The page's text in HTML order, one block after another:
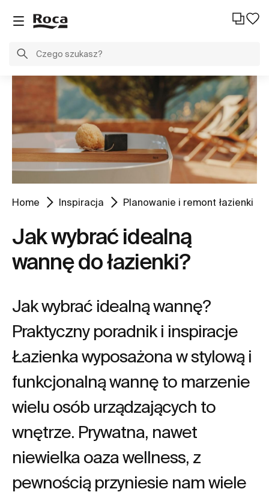
Home Inspiracja Planowanie i remont łazienki
Jak wybrać idealną
wannę do łazienki?
Jak wybrać idealną wannę?
Praktyczny poradnik i inspiracje
Łazienka wyposażona w stylową i
funkcjonalną wannę to marzenie
wielu osób urządzających to
wnętrze. Prywatna, nawet
niewielka oaza wellness, z
pewnością przyniesie nam wiele